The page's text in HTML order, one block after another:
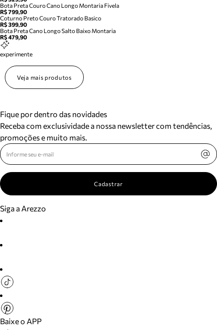
Bota Preta Couro Cano Longo Montaria Fivela
R$ 799,90
Coturno Preto Couro Tratorado Basico
R$ 399,90
Bota Preta Cano Longo Salto Baixo Montaria
R$ 479,90
experimente
Veja mais produtos
Fique por dentro das novidades
Receba com exclusividade a nossa newsletter com tendências,
promoções e muito mais.
Cadastrar
Siga a Arezzo
Baixe o APP